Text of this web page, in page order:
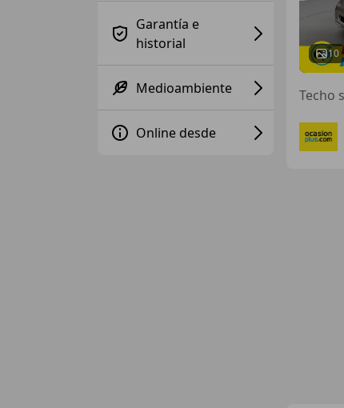
Garantía e
historial
Medioambiente
Online desde
10